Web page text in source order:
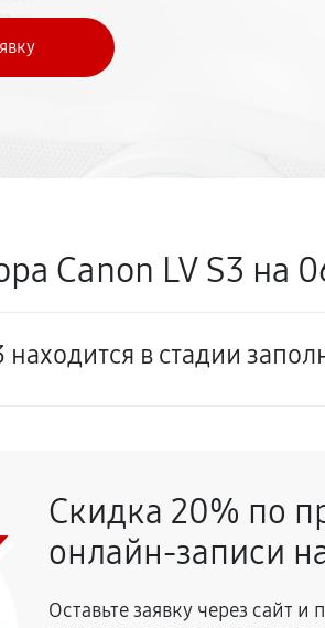
Canon LV S3 на
в стадии
Скидка 20% по
онлайн-записи
Оставьте заявку через сайт